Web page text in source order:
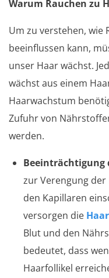
Warum Rauchen zu
Um zu verstehen, wie
beeinflussen kann,
unser Haar wächst.
wächst aus einem
Haarwachstum
Zufuhr von
werden.
Beeinträchtigung
zur Verengung der
den Kapillaren
versorgen die
Blut und den
bedeutet, dass
Haarfollikel